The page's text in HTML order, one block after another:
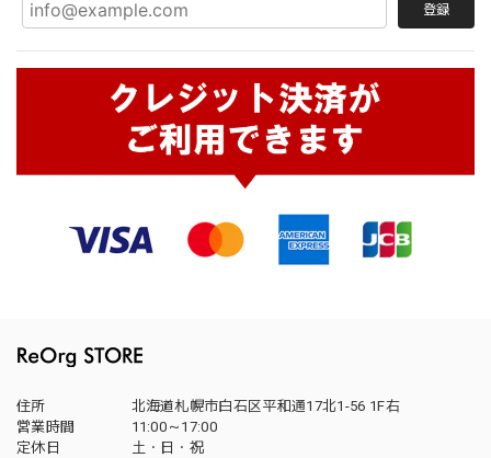
登録
住所
北海道札幌市白石区平和通17北1-56 1F右
営業時間
11:00～17:00
定休日
土・日・祝